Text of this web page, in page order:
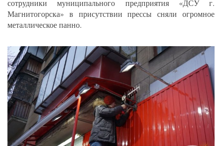
сотрудники муниципального предприятия «ДСУ г.
Магнитогорска» в присутствии прессы сняли огромное
металлическое панно.